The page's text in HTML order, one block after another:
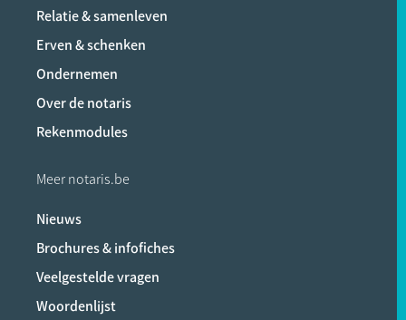
Relatie & samenleven
Erven & schenken
Ondernemen
Over de notaris
Rekenmodules
Meer notaris.be
Nieuws
Brochures & infofiches
Veelgestelde vragen
Woordenlijst